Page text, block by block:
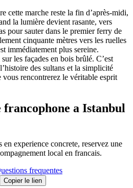
cette marche reste la fin d’après-midi,
la lumière devient rasante, vers
pour sauter dans le premier ferry de
cinquante mètres vers les ruelles
immédiatement plus sereine.
les façades en bois brûlé. C’est
des sultans et la simplicité
rencontrerez le véritable esprit
a Istanbul
en experience concrete, reservez une
local en francais.
frequentes
Copier le lien